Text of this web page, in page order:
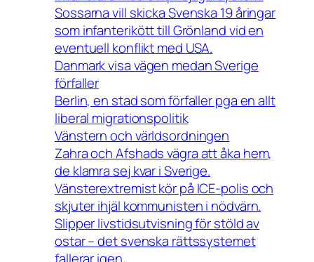
Sossarna vill skicka Svenska 19 åringar
som infanterikött till Grönland vid en
eventuell konflikt med USA.
Danmark visa vägen medan Sverige
förfaller
Berlin, en stad som förfaller pga en allt
liberal migrationspolitik
Vänstern och världsordningen
Zahra och Afshads vägra att åka hem,
de klamra sej kvar i Sverige.
Vänsterextremist kör på ICE-polis och
skjuter ihjäl kommunisten i nödvärn.
Slipper livstidsutvisning för stöld av
ostar – det svenska rättssystemet